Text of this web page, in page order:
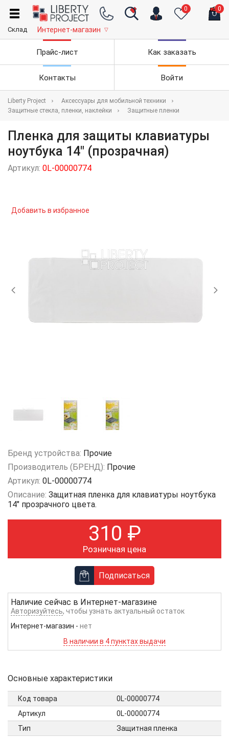
0 0
Склад Интернет-магазин ▽
Прайс-лист Как заказать
Контакты Войти
Liberty Project
Аксессуары для мобильной техники
Защитные стекла, пленки, наклейки
Защитные пленки
Пленка для защиты клавиатуры
ноутбука 14" (прозрачная)
Артикул: 0L-00000774
Добавить в избранное
Бренд устройства: Прочие
Производитель (БРЕНД): Прочие
Артикул: 0L-00000774
Описание: Защитная пленка для клавиатуры ноутбука
14" прозрачного цвета.
310 ₽
Розничная цена
Подписаться
Наличие сейчас в Интернет-магазине
Авторизуйтесь, чтобы узнать актуальный остаток
Интернет-магазин - нет
В наличии в 4 пунктах выдачи
Основные характеристики
Код товара
0L-00000774
Артикул
0L-00000774
Тип
Защитная пленка